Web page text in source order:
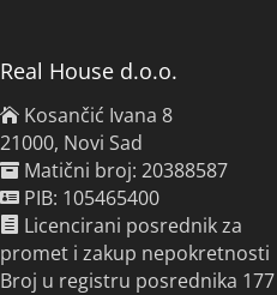
Real House d.o.o.
Kosančić Ivana 8
21000, Novi Sad
Matični broj: 20388587
PIB: 105465400
Licencirani posrednik za
promet i zakup nepokretnosti
Broj u registru posrednika 177